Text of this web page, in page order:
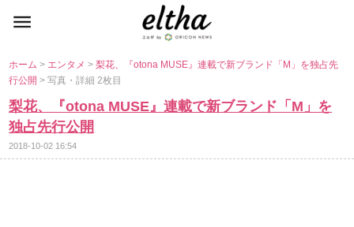
ホーム> エンタメ>梨花、『otona MUSE』連載で新ブランド「M」を独占先
行公開> 写真・詳細 2枚目
梨花、『otona MUSE』連載で新ブランド「M」を
独占先行公開
2018-10-02 16:54